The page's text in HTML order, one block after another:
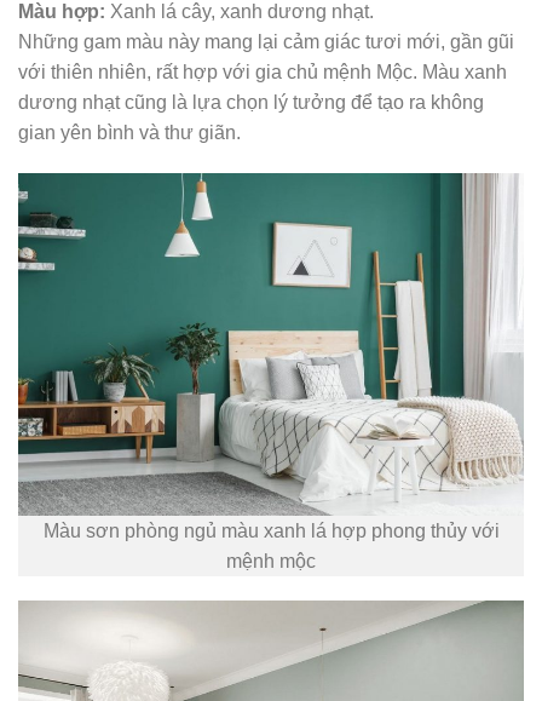
Màu hợp: Xanh lá cây, xanh dương nhạt.
Những gam màu này mang lại cảm giác tươi mới, gần gũi
với thiên nhiên, rất hợp với gia chủ mệnh Mộc. Màu xanh
dương nhạt cũng là lựa chọn lý tưởng để tạo ra không
gian yên bình và thư giãn.
Màu sơn phòng ngủ màu xanh lá hợp phong thủy với
mệnh mộc